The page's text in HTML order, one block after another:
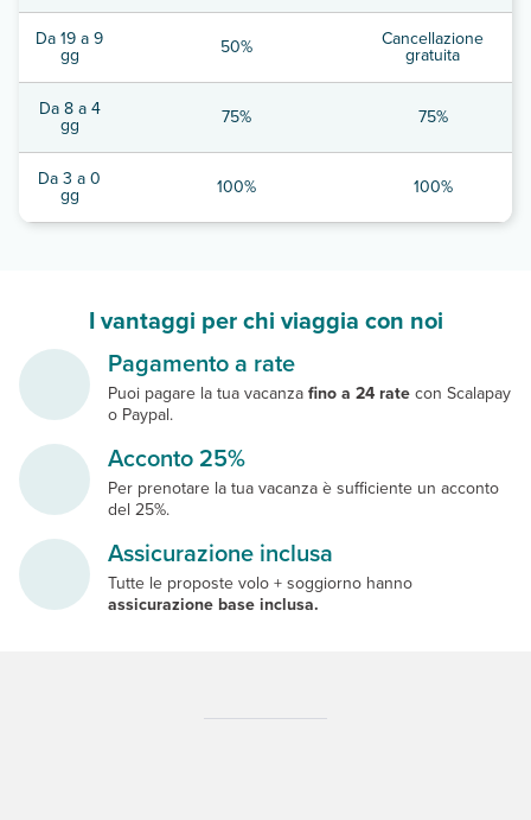
Da 19 a 9
gg 50% Cancellazione
gratuita
Da 8 a 4
gg 75% 75%
Da 3 a 0
gg 100% 100%
I vantaggi per chi viaggia con noi
Pagamento a rate
Puoi pagare la tua vacanzafino a 24 ratecon Scalapay
o Paypal.
Acconto 25%
Per prenotare la tua vacanza è sufficiente un acconto
del 25%.
Assicurazione inclusa
Tutte le proposte volo + soggiorno hanno
assicurazione base inclusa.